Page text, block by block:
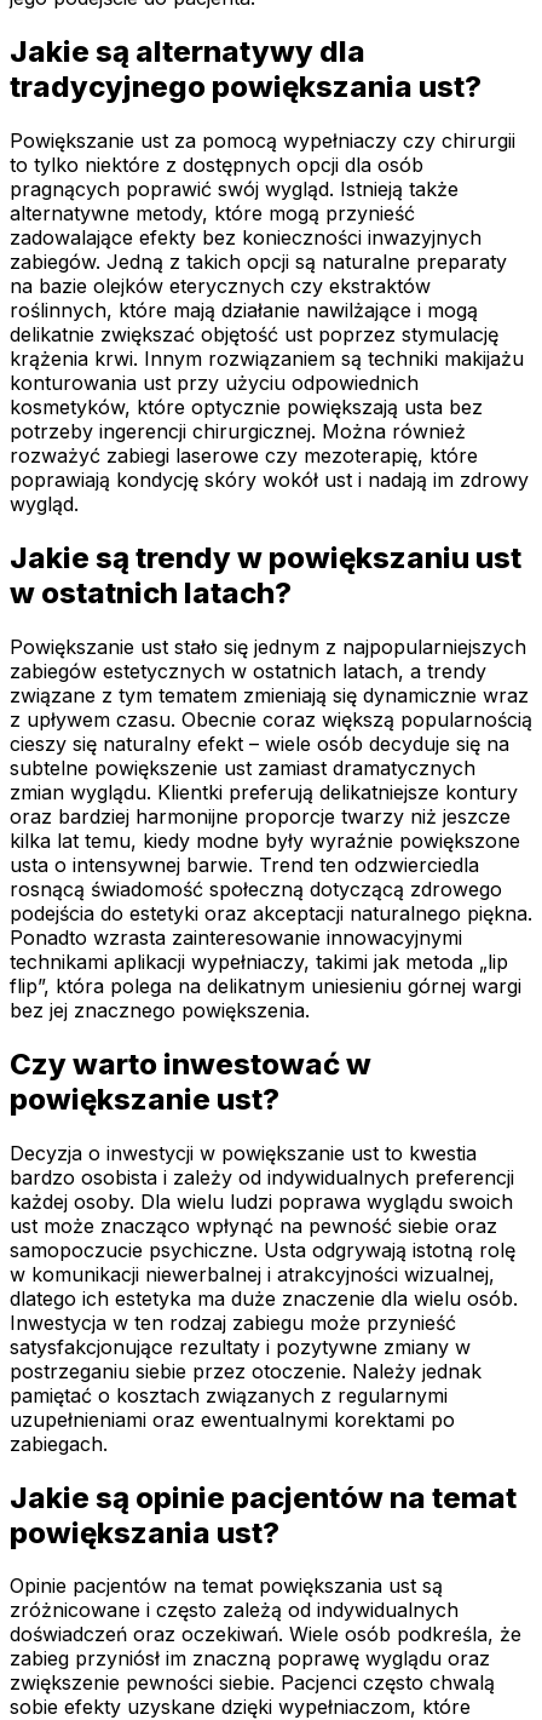
Jakie są alternatywy dla
tradycyjnego powiększania ust?
Powiększanie ust za pomocą wypełniaczy czy chirurgii
to tylko niektóre z dostępnych opcji dla osób
pragnących poprawić swój wygląd. Istnieją także
alternatywne metody, które mogą przynieść
zadowalające efekty bez konieczności inwazyjnych
zabiegów. Jedną z takich opcji są naturalne preparaty
na bazie olejków eterycznych czy ekstraktów
roślinnych, które mają działanie nawilżające i mogą
delikatnie zwiększać objętość ust poprzez stymulację
krążenia krwi. Innym rozwiązaniem są techniki makijażu
konturowania ust przy użyciu odpowiednich
kosmetyków, które optycznie powiększają usta bez
potrzeby ingerencji chirurgicznej. Można również
rozważyć zabiegi laserowe czy mezoterapię, które
poprawiają kondycję skóry wokół ust i nadają im zdrowy
wygląd.
Jakie są trendy w powiększaniu ust
w ostatnich latach?
Powiększanie ust stało się jednym z najpopularniejszych
zabiegów estetycznych w ostatnich latach, a trendy
związane z tym tematem zmieniają się dynamicznie wraz
z upływem czasu. Obecnie coraz większą popularnością
cieszy się naturalny efekt – wiele osób decyduje się na
subtelne powiększenie ust zamiast dramatycznych
zmian wyglądu. Klientki preferują delikatniejsze kontury
oraz bardziej harmonijne proporcje twarzy niż jeszcze
kilka lat temu, kiedy modne były wyraźnie powiększone
usta o intensywnej barwie. Trend ten odzwierciedla
rosnącą świadomość społeczną dotyczącą zdrowego
podejścia do estetyki oraz akceptacji naturalnego piękna.
Ponadto wzrasta zainteresowanie innowacyjnymi
technikami aplikacji wypełniaczy, takimi jak metoda „lip
flip”, która polega na delikatnym uniesieniu górnej wargi
bez jej znacznego powiększenia.
Czy warto inwestować w
powiększanie ust?
Decyzja o inwestycji w powiększanie ust to kwestia
bardzo osobista i zależy od indywidualnych preferencji
każdej osoby. Dla wielu ludzi poprawa wyglądu swoich
ust może znacząco wpłynąć na pewność siebie oraz
samopoczucie psychiczne. Usta odgrywają istotną rolę
w komunikacji niewerbalnej i atrakcyjności wizualnej,
dlatego ich estetyka ma duże znaczenie dla wielu osób.
Inwestycja w ten rodzaj zabiegu może przynieść
satysfakcjonujące rezultaty i pozytywne zmiany w
postrzeganiu siebie przez otoczenie. Należy jednak
pamiętać o kosztach związanych z regularnymi
uzupełnieniami oraz ewentualnymi korektami po
zabiegach.
Jakie są opinie pacjentów na temat
powiększania ust?
Opinie pacjentów na temat powiększania ust są
zróżnicowane i często zależą od indywidualnych
doświadczeń oraz oczekiwań. Wiele osób podkreśla, że
zabieg przyniósł im znaczną poprawę wyglądu oraz
zwiększenie pewności siebie. Pacjenci często chwalą
sobie efekty uzyskane dzięki wypełniaczom, które